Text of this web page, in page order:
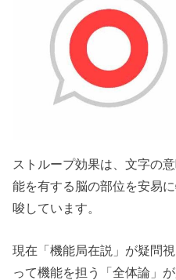
ストループ効果は、文字の
能を有する脳の部位を安易
唆しています。
現在「機能局在説」が疑問
って機能を担う「全体論」